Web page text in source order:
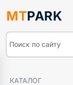
MTPARK
Поиск по сайту
КАТАЛОГ